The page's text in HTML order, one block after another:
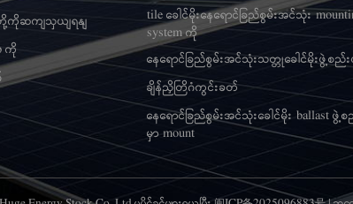
တို့ကိုဆကျသှယျရနျ
ကို
tile ခေါင်မိုးနေရောင်ခြည်စွမ်းအင်သုံး
system ကို
နေရောင်ခြည်စွမ်းအင်သုံးသတ္တုခေါင်မိုးဖွဲ့စည်
ချိန်ညှိတြိဂံကွင်းခတ်
နေရောင်ခြည်စွမ်းအင်သုံးခေါင်မိုး ballast ဖွဲ့
မှာ mount